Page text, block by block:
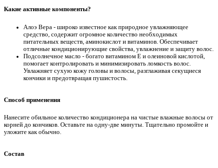
Какие активные компоненты?
Алоэ Вера - широко известное как природное увлажняющее
средство, содержит огромное количество необходимых
питательных веществ, аминокислот и витаминов. Обеспечивает
отличные кондиционирующие свойства, увлажнение и защиту волос.
Подсолнечное масло - богато витамином Е и олеиновой кислотой,
помогает контролировать и минимизировать ломкость волос.
Увлажняет сухую кожу головы и волосы, разглаживая секущиеся
кончики и предотвращая пушистость.
Способ применения
Нанесите обильное количество кондиционера на чистые влажные волосы от
корней до кончиков. Оставьте на одну-две минуты. Тщательно промойте и
уложите как обычно.
Состав